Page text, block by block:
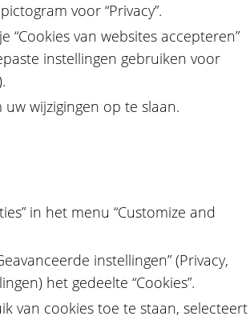
voor “Privacy”.
“Cookies van websites accepteren”
instellingen gebruiken voor
uw wijzigingen op te slaan.
in het menu “Customize and
instellingen” (Privacy,
het gedeelte “Cookies”.
van cookies toe te staan, selecteert